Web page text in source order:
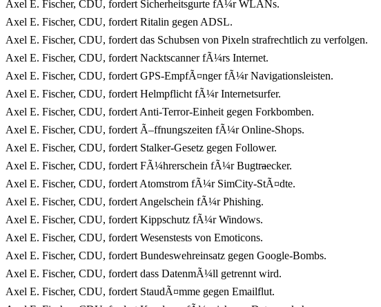
Axel E. Fischer, CDU, fordert Sicherheitsgurte fÃ¼r WLANs.
Axel E. Fischer, CDU, fordert Ritalin gegen ADSL.
Axel E. Fischer, CDU, fordert das Schubsen von Pixeln strafrechtlich zu verfolgen.
Axel E. Fischer, CDU, fordert Nacktscanner fÃ¼rs Internet.
Axel E. Fischer, CDU, fordert GPS-EmpfÃ¤nger fÃ¼r Navigationsleisten.
Axel E. Fischer, CDU, fordert Helmpflicht fÃ¼r Internetsurfer.
Axel E. Fischer, CDU, fordert Anti-Terror-Einheit gegen Forkbomben.
Axel E. Fischer, CDU, fordert Ã–ffnungszeiten fÃ¼r Online-Shops.
Axel E. Fischer, CDU, fordert Stalker-Gesetz gegen Follower.
Axel E. Fischer, CDU, fordert FÃ¼hrerschein fÃ¼r Bugtraecker.
Axel E. Fischer, CDU, fordert Atomstrom fÃ¼r SimCity-StÃ¤dte.
Axel E. Fischer, CDU, fordert Angelschein fÃ¼r Phishing.
Axel E. Fischer, CDU, fordert Kippschutz fÃ¼r Windows.
Axel E. Fischer, CDU, fordert Wesenstests von Emoticons.
Axel E. Fischer, CDU, fordert Bundeswehreinsatz gegen Google-Bombs.
Axel E. Fischer, CDU, fordert dass DatenmÃ¼ll getrennt wird.
Axel E. Fischer, CDU, fordert StaudÃ¤mme gegen Emailflut.